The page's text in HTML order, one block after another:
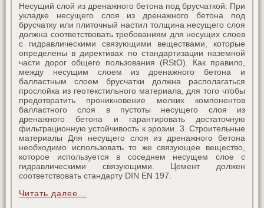
Несущий слой из дренажного бетона под брусчаткой: При
укладке несущего слоя из дренажного бетона под
брусчатку или плиточный настил толщина несущего слоя
должна соответствовать требованиям для несущих слоев
с гидравлическими связующими веществами, которые
определены в директивах по стандартизации наземной
части дорог общего пользования (RStO). Как правило,
между несущим слоем из дренажного бетона и
балластным слоем брусчатки должна располагаться
прослойка из геотекстильного материала, для того чтобы
предотвратить проникновение мелких компонентов
балластного слоя в пустоты несущего слоя из
дренажного бетона и гарантировать достаточную
фильтрационную устойчивость к эрозии. 3. Строительные
материалы Для несущего слоя из дренажного бетона
необходимо использовать то же связующее вещество,
которое используется в соседнем несущем слое с
гидравлическими связующими. Цемент должен
соответствовать стандарту DIN EN 197.
Читать далее...